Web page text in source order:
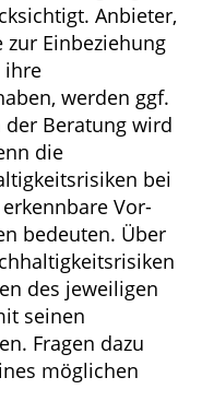
Anbieter,
zur Einbeziehung
ihre
werden ggf.
Beratung wird
die
bei
Vor-
bedeuten. Über
des jeweiligen
seinen
Fragen dazu
möglichen